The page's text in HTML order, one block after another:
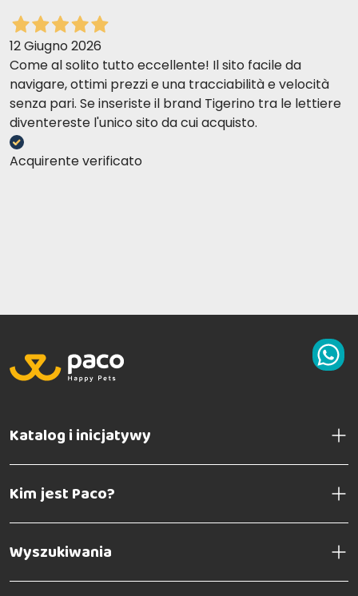
12 Giugno 2026
Come al solito tutto eccellente! Il sito facile da
navigare, ottimi prezzi e una tracciabilità e velocità
senza pari. Se inseriste il brand Tigerino tra le lettiere
diventereste l'unico sito da cui acquisto.
Acquirente verificato
Katalog i inicjatywy
Kim jest Paco?
Wyszukiwania